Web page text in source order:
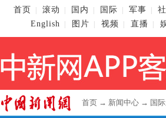
首页 滚动 国内 国际 军事
English
图片 视频 直播
首页 → 新闻中心 → 国